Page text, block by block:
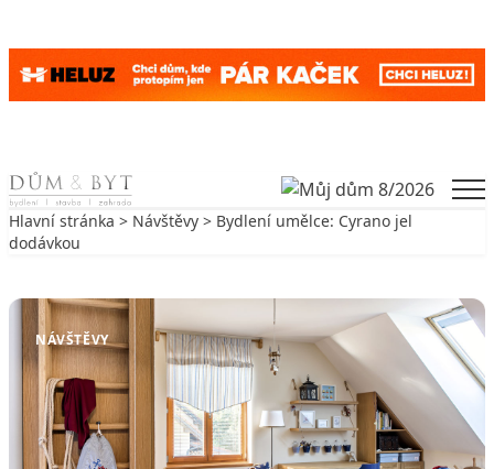
Skip to content
Hlavní stránka > Návštěvy > Bydlení umělce: Cyrano jel
dodávkou
NÁVŠTĚVY